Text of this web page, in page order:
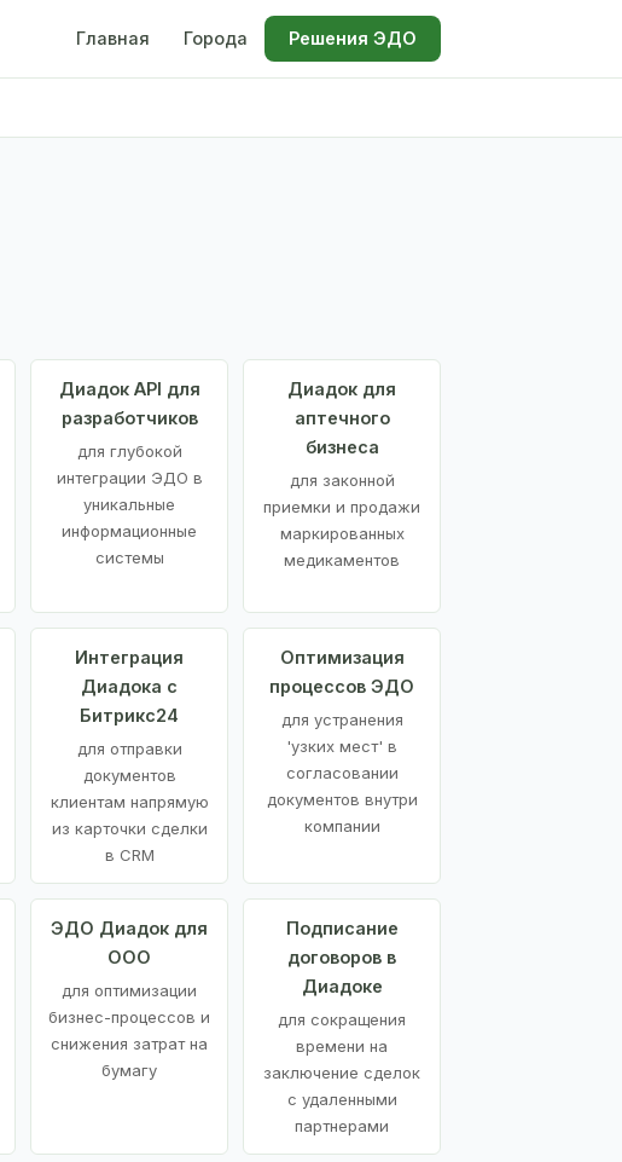
Главная Города Решения ЭДО
Диадок API для
разработчиков
для глубокой
интеграции ЭДО в
уникальные
информационные
системы
Диадок для
аптечного
бизнеса
для законной
приемки и продажи
маркированных
медикаментов
Интеграция
Диадока с
Битрикс24
для отправки
документов
клиентам напрямую
из карточки сделки
в CRM
Оптимизация
процессов ЭДО
для устранения
'узких мест' в
согласовании
документов внутри
компании
ЭДО Диадок для
ООО
для оптимизации
бизнес-процессов и
снижения затрат на
бумагу
Подписание
договоров в
Диадоке
для сокращения
времени на
заключение сделок
с удаленными
партнерами